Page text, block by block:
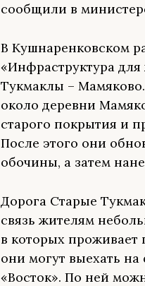
сообщили в
В Кушнаренковском
«Инфраструктура
Тукмаклы –
около деревни
старого покрытия и
После этого они
обочины, а затем
Дорога Старые
связь жителям
в которых проживает
они могут выехать
«Восток». По ней